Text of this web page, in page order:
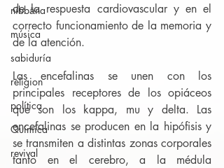
nibbāna
música
sabiduría
religion
política
Química
revival
de la respuesta cardiovascular y en el
correcto funcionamiento de la memoria y
de la atención.
Las encefalinas se unen con los
principales receptores de los opiáceos
que son los kappa, mu y delta. Las
encefalinas se producen en la hipófisis y
se transmiten a distintas zonas corporales
tanto en el cerebro, a la médula